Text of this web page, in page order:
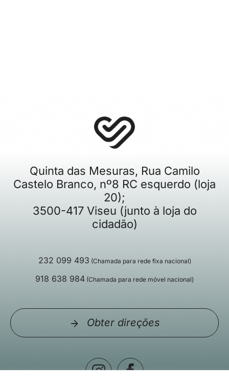
Quinta das Mesuras, Rua Camilo
Castelo Branco, nº8 RC esquerdo (loja
20);
3500-417 Viseu (junto à loja do
cidadão)
232 099 493 (Chamada para rede fixa nacional)
918 638 984 (Chamada para rede móvel nacional)
Obter direções